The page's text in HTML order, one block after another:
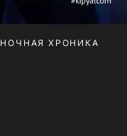
НОЧНАЯ ХРОНИКА